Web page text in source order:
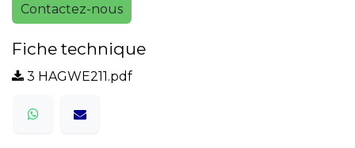
Contactez-nous
Fiche technique
3 HAGWE211.pdf